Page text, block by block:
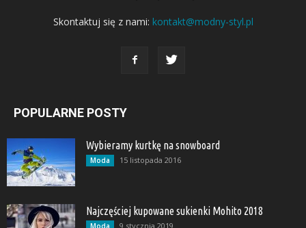
Skontaktuj się z nami: kontakt@modny-styl.pl
POPULARNE POSTY
Wybieramy kurtkę na snowboard
Moda 15 listopada 2016
Najczęściej kupowane sukienki Mohito 2018
Moda 9 stycznia 2019